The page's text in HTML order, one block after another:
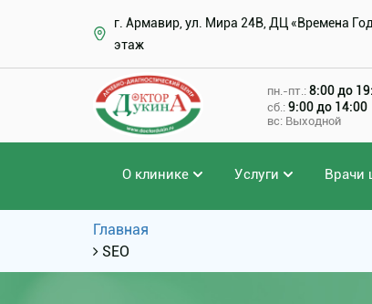
г. Армавир, ул. Мира 24В, ДЦ «Времена
этаж
пн.-пт.:8:00 до
сб.:9:00 до 14:00
вс: Выходной
О клинике Услуги Врачи
Главная
SEO